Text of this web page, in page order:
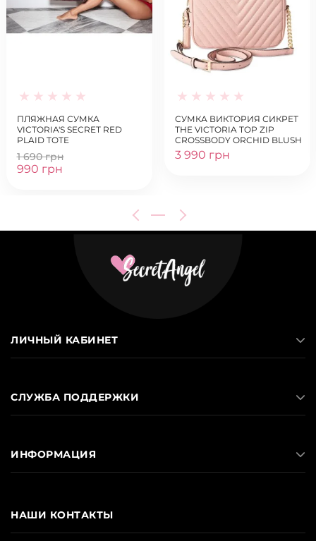
ПЛЯЖНАЯ СУМКА
VICTORIA'S SECRET RED
PLAID TOTE
1 690 грн
990 грн
СУМКА ВИКТОРИЯ СИКРЕТ
THE VICTORIA TOP ZIP
CROSSBODY ORCHID BLUSH
3 990 грн
НАШИ КОНТАКТЫ
ЛИЧНЫЙ КАБИНЕТ
СЛУЖБА ПОДДЕРЖКИ
ИНФОРМАЦИЯ